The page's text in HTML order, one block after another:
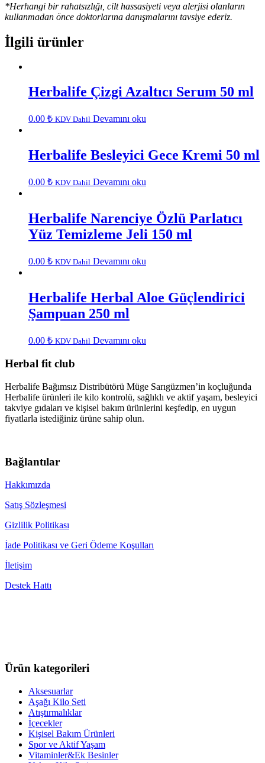
*Herhangi bir rahatsızlığı, cilt hassasiyeti veya alerjisi olanların
kullanmadan önce doktorlarına danışmalarını tavsiye ederiz.
İlgili ürünler
Herbalife Çizgi Azaltıcı Serum 50 ml
0.00 ₺ KDV Dahil Devamını oku
Herbalife Besleyici Gece Kremi 50 ml
0.00 ₺ KDV Dahil Devamını oku
Herbalife Narenciye Özlü Parlatıcı
Yüz Temizleme Jeli 150 ml
0.00 ₺ KDV Dahil Devamını oku
Herbalife Herbal Aloe Güçlendirici
Şampuan 250 ml
0.00 ₺ KDV Dahil Devamını oku
Herbal fit club
Herbalife Bağımsız Distribütörü Müge Sarıgüzmen’in koçluğunda
Herbalife ürünleri ile kilo kontrolü, sağlıklı ve aktif yaşam, besleyici
takviye gıdaları ve kişisel bakım ürünlerini keşfedip, en uygun
fiyatlarla istediğiniz ürüne sahip olun.
Bağlantılar
Hakkımızda
Satış Sözleşmesi
Gizlilik Politikası
İade Politikası ve Geri Ödeme Koşulları
İletişim
Destek Hattı
Ürün kategorileri
Aksesuarlar
Aşağı Kilo Seti
Atıştırmalıklar
İçecekler
Kişisel Bakım Ürünleri
Spor ve Aktif Yaşam
Vitaminler&Ek Besinler